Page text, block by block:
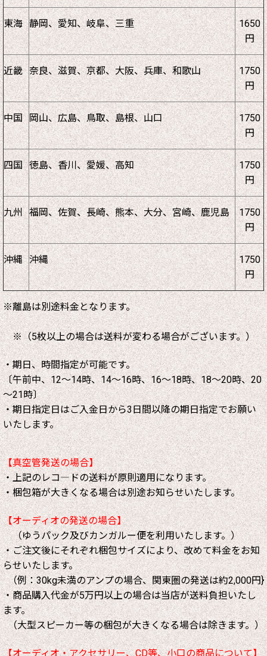
東海 静岡、愛知、岐阜、三重
1650
円
近畿 奈良、滋賀、京都、大阪、兵庫、和歌山
1750
円
中国 岡山、広島、鳥取、島根、山口
1750
円
四国 徳島、香川、愛媛、高知
1750
円
九州 福岡、佐賀、長崎、熊本、大分、宮崎、鹿児島
1750
円
沖縄 沖縄
1750
円
※離島は別途料金となります。
※（5枚以上の場合は送料が変わる場合がございます。）
・期日、時間指定が可能です。
〔午前中、12～14時、14～16時、16～18時、18～20時、20
～21時〕
・期日指定日はご入金日から3日間以降の期日指定でお願い
いたします。
【真空管発送の場合】
・上記のレコ―ドの送料が原則適用になります。
・梱包箱が大きくなる場合は別途お知らせいたします。
【オーディオの発送の場合】
（ゆうパック及びカンガルー便を利用いたします。）
・ご注文後にそれぞれ梱包サイズにより、改めて料金をお知
らせいたします。
（例：30kg未満のアンプの場合、関東圏の発送は約2,000円}
・商品購入代金が5万円以上の場合は当店が送料負担いたし
ます。
（大型スピーカー等の梱包が大きくなる場合は除きます。）
【オーディオ・アクセサリー、CD等、小口の商品について】